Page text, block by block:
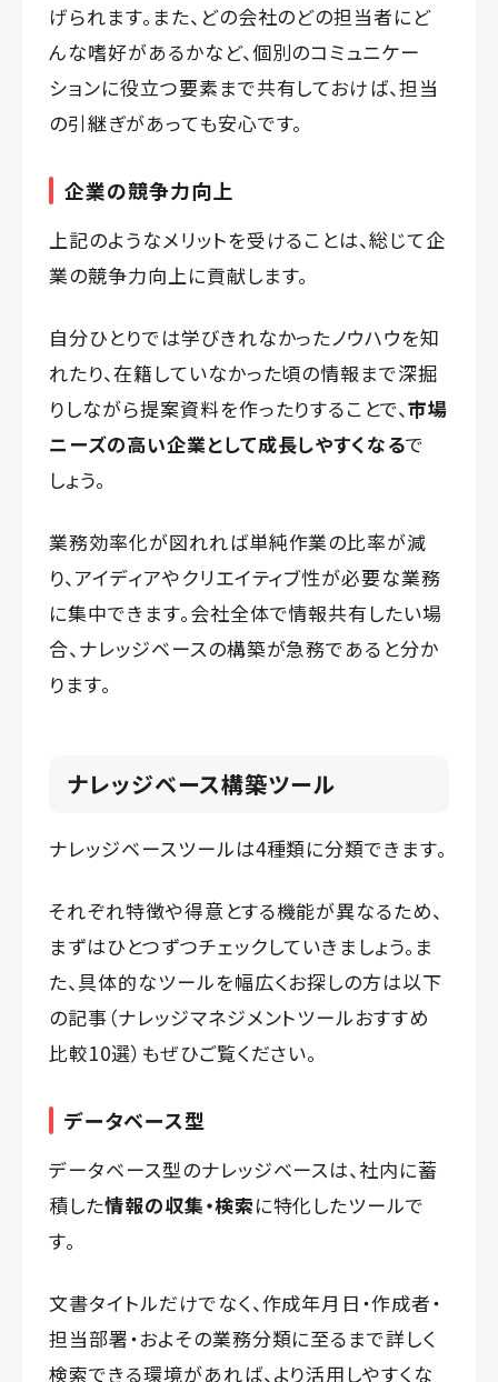
げられます。また、どの会社のどの担当者にど
んな嗜好があるかなど、個別のコミュニケー
ションに役立つ要素まで共有しておけば、担当
の引継ぎがあっても安心です。
企業の競争力向上
上記のようなメリットを受けることは、総じて企
業の競争力向上に貢献します。
自分ひとりでは学びきれなかったノウハウを知
れたり、在籍していなかった頃の情報まで深掘
りしながら提案資料を作ったりすることで、市場
ニーズの高い企業として成長しやすくなるで
しょう。
業務効率化が図れれば単純作業の比率が減
り、アイディアやクリエイティブ性が必要な業務
に集中できます。会社全体で情報共有したい場
合、ナレッジベースの構築が急務であると分か
ります。
ナレッジベース構築ツール
ナレッジベースツールは4種類に分類できます。
それぞれ特徴や得意とする機能が異なるため、
まずはひとつずつチェックしていきましょう。ま
た、具体的なツールを幅広くお探しの方は以下
の記事（ナレッジマネジメントツールおすすめ
比較10選）もぜひご覧ください。
データベース型
データベース型のナレッジベースは、社内に蓄
積した情報の収集・検索に特化したツールで
す。
文書タイトルだけでなく、作成年月日・作成者・
担当部署・およその業務分類に至るまで詳しく
検索できる環境があれば、より活用しやすくな